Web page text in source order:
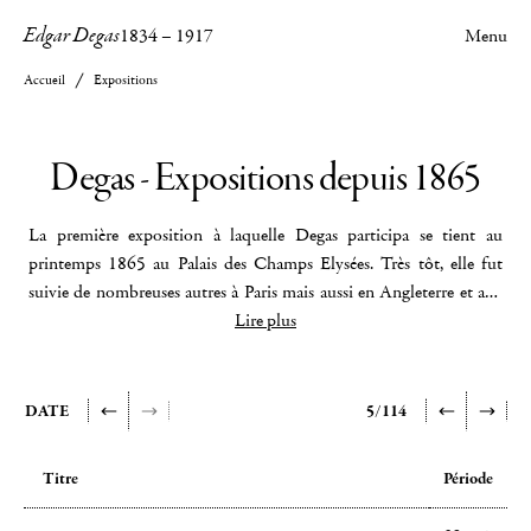
Edgar Degas1834– 1917 Menu
Accueil Expositions
Degas - Expositions depuis 1865
La première exposition à laquelle Degas participa se tient au
printemps 1865 au Palais des Champs Elysées. Très tôt, elle fut
suivie de nombreuses autres à Paris mais aussi en Angleterre et aux
Etats-Unis. A ses débuts, Degas est associé à des expositions de
exclusivement consacrée se tint à Paris à la galerie Georges Petit au
printemps 1924. Y furent exposées 335 œuvres dont 73 peintures
techniques Vinrent ensuite des expositions thématiques : Degas et
Lire plus
DATE 5/114
Titre Période